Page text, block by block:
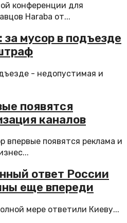
конференции для
Haraba от...
мусор в подъезде
- недопустимая и
появятся
каналов
впервые появятся реклама и
ответ России
еще впереди
мере ответили Киеву...